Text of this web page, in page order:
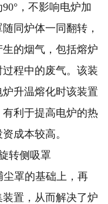
，不影响电炉加
同炉体一同翻转，
的烟气，包括熔炉
程中的废气。该装
升温熔化时该装置
利于提高电炉的热
成本较高。
转侧吸罩
罩的基础上，再
置，从而解决了炉